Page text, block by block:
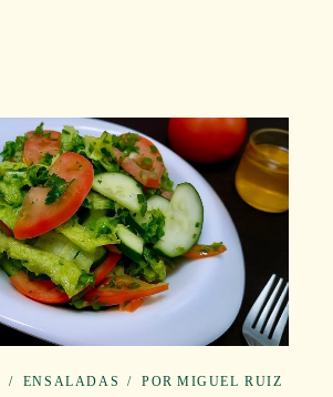
ENSALADAS POR MIGUEL RUIZ